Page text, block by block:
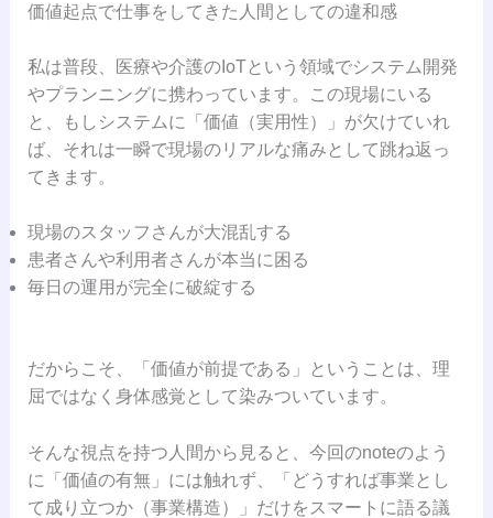
価値起点で仕事をしてきた人間としての違和感
私は普段、医療や介護のIoTという領域でシステム開発
やプランニングに携わっています。この現場にいる
と、もしシステムに「価値（実用性）」が欠けていれ
ば、それは一瞬で現場のリアルな痛みとして跳ね返っ
てきます。
現場のスタッフさんが大混乱する
患者さんや利用者さんが本当に困る
毎日の運用が完全に破綻する
だからこそ、「価値が前提である」ということは、理
屈ではなく身体感覚として染みついています。
そんな視点を持つ人間から見ると、今回のnoteのよう
に「価値の有無」には触れず、「どうすれば事業とし
て成り立つか（事業構造）」だけをスマートに語る議